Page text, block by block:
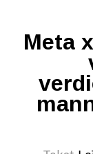
Meta